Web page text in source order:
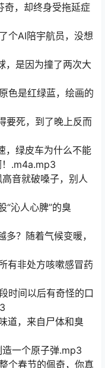
，却终身受拖延症
个AI陪宇航员，没想
是因为撞了两次大
色是红绿蓝，绘画的
要死，到了晚上反而
绿皮车为什么不能
.m4a.mp3
音就破嗓子，别人
沁人心脾”的臭
？随着气候变暖，
有非处方咳嗽感冒药
时间以后有奇怪的口
道，来自尸体和臭
一个原子弹.mp3
个春节的佩奇，你真